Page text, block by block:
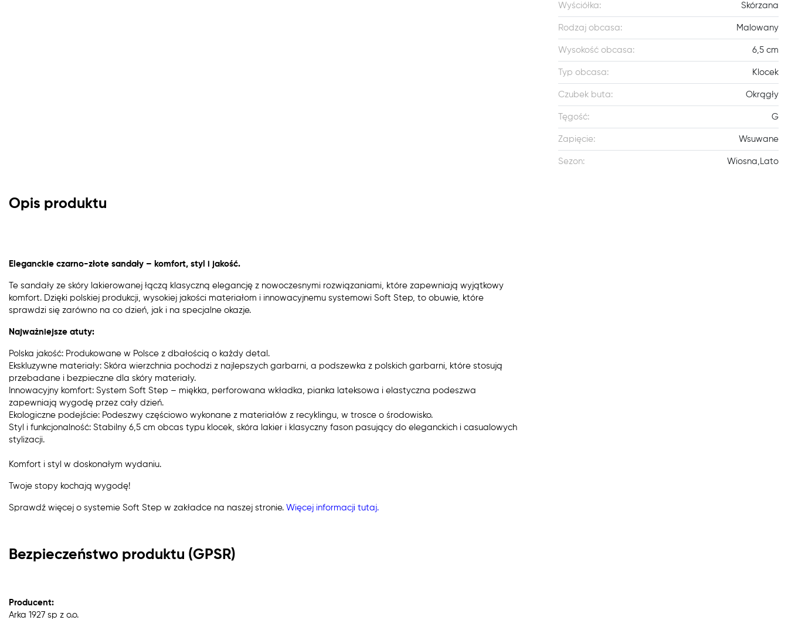
Wyściółka: Skórzana
Rodzaj obcasa: Malowany
Wysokość obcasa: 6,5 cm
Typ obcasa: Klocek
Czubek buta: Okrągły
Tęgość: G
Zapięcie: Wsuwane
Sezon: Wiosna,Lato
Opis produktu
Eleganckie czarno-złote sandały – komfort, styl i jakość.
Te sandały ze skóry lakierowanej łączą klasyczną elegancję z nowoczesnymi rozwiązaniami, które zapewniają wyjątkowy
komfort. Dzięki polskiej produkcji, wysokiej jakości materiałom i innowacyjnemu systemowi Soft Step, to obuwie, które
sprawdzi się zarówno na co dzień, jak i na specjalne okazje.
Najważniejsze atuty:
Polska jakość: Produkowane w Polsce z dbałością o każdy detal.
Ekskluzywne materiały: Skóra wierzchnia pochodzi z najlepszych garbarni, a podszewka z polskich garbarni, które stosują
przebadane i bezpieczne dla skóry materiały.
Innowacyjny komfort: System Soft Step – miękka, perforowana wkładka, pianka lateksowa i elastyczna podeszwa
zapewniają wygodę przez cały dzień.
Ekologiczne podejście: Podeszwy częściowo wykonane z materiałów z recyklingu, w trosce o środowisko.
Styl i funkcjonalność: Stabilny 6,5 cm obcas typu klocek, skóra lakier i klasyczny fason pasujący do eleganckich i casualowych
stylizacji.
Komfort i styl w doskonałym wydaniu.
Twoje stopy kochają wygodę!
Sprawdź więcej o systemie Soft Step w zakładce na naszej stronie. Więcej informacji tutaj.
Bezpieczeństwo produktu (GPSR)
Producent:
Arka 1927 sp z o.o.